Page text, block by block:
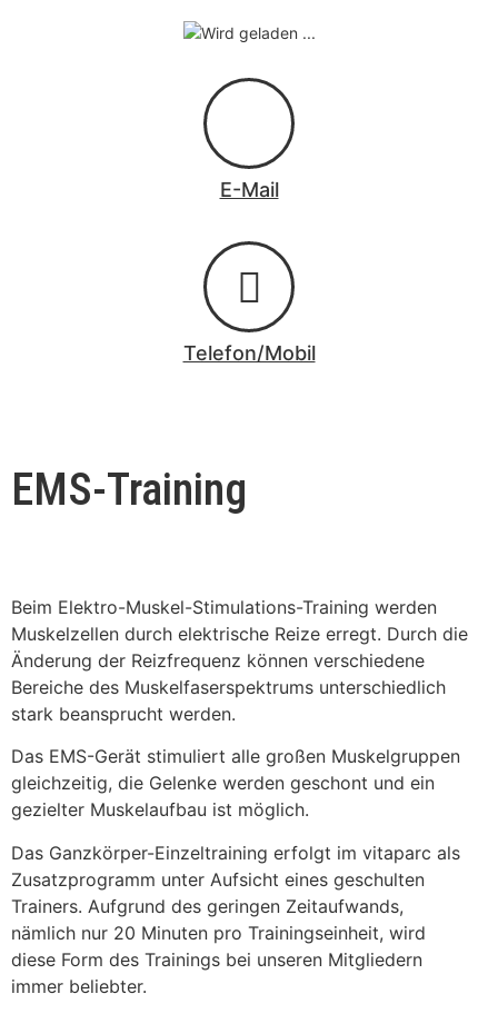
E-Mail
Telefon/Mobil
EMS-Training
Beim Elektro-Muskel-Stimulations-Training werden
Muskelzellen durch elektrische Reize erregt. Durch die
Änderung der Reizfrequenz können verschiedene
Bereiche des Muskelfaserspektrums unterschiedlich
stark beansprucht werden.
Das EMS-Gerät stimuliert alle großen Muskelgruppen
gleichzeitig, die Gelenke werden geschont und ein
gezielter Muskelaufbau ist möglich.
Das Ganzkörper-Einzeltraining erfolgt im vitaparc als
Zusatzprogramm unter Aufsicht eines geschulten
Trainers. Aufgrund des geringen Zeitaufwands,
nämlich nur 20 Minuten pro Trainingseinheit, wird
diese Form des Trainings bei unseren Mitgliedern
immer beliebter.